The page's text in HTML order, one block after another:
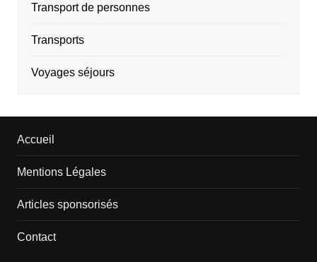
Transport de personnes
Transports
Voyages séjours
Accueil
Mentions Légales
Articles sponsorisés
Contact